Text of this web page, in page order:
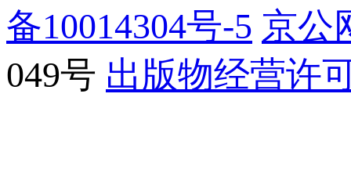
备10014304号-5 京公
049号 出版物经营许